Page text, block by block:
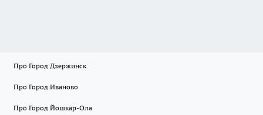
Про Город Дзержинск
Про Город Иваново
Про Город Йошкар-Ола